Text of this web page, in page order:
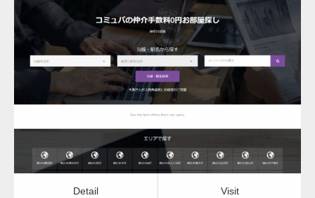
更新日： 2022.12.06
寝具の丸洗い・乾燥・消毒サービス
Detail Visit
Detail Visit
変幻自在、あらゆる業種に対応可能な新しい
カスタム投稿タイプ実…